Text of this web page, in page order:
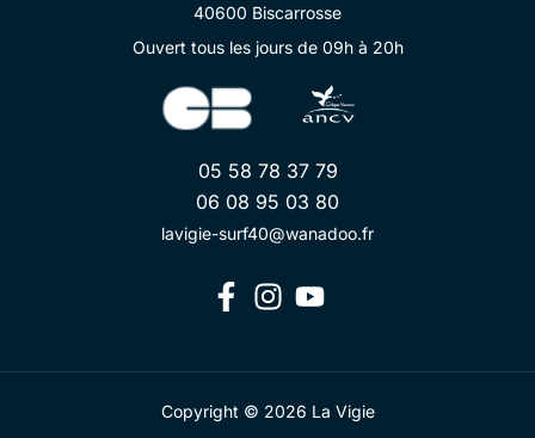
40600 Biscarrosse
Ouvert tous les jours de 09h à 20h
05 58 78 37 79
06 08 95 03 80
lavigie-surf40@wanadoo.fr
Copyright © 2026 La Vigie